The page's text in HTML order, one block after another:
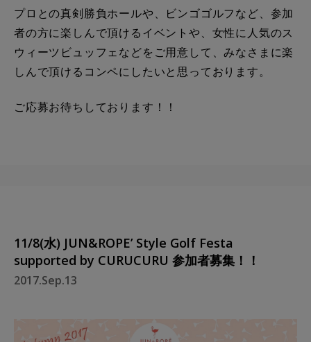
プロとの真剣勝負ホールや、ビンゴゴルフなど、参加
者の方に楽しんで頂けるイベントや、女性に人気のス
ウィーツビュッフェなどをご用意して、みなさまに楽
しんで頂けるコンペにしたいと思っております。
ご応募お待ちしております！！
11/8(水) JUN&ROPE’ Style Golf Festa
supported by CURUCURU 参加者募集！！
2017.Sep.13